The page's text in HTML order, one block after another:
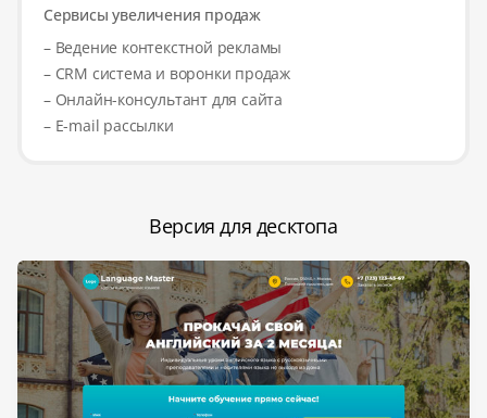
Сервисы увеличения продаж
– Ведение контекстной рекламы
– CRM система и воронки продаж
– Онлайн-консультант для сайта
– E-mail рассылки
Версия для десктопа